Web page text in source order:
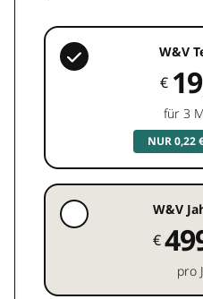
W&V
€
für 3
NUR 0,22
W&V
€
pro